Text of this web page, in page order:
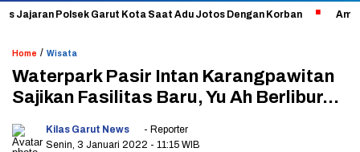
Polsek Garut Kota Saat Adu Jotos Dengan Korban Aman dan
Home / Wisata
Waterpark Pasir Intan Karangpawitan
Sajikan Fasilitas Baru, Yu Ah Berlibur…
Kilas Garut News
- Reporter
Senin, 3 Januari 2022 - 11:15 WIB